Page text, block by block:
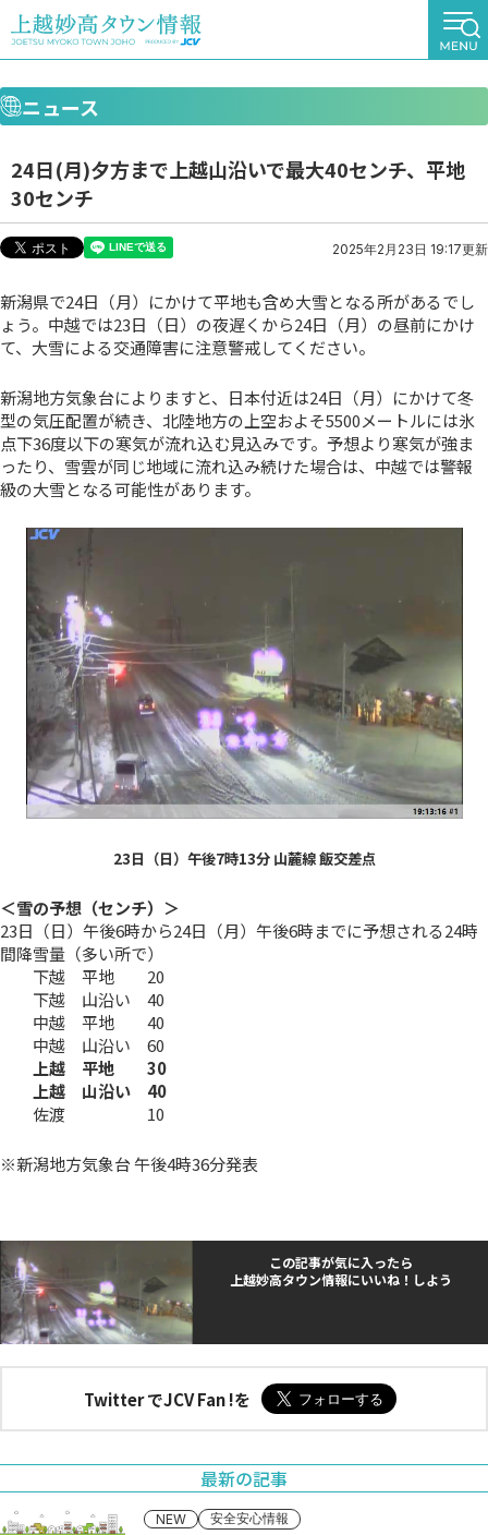
ニュース
24日(月)夕方まで上越山沿いで最大40センチ、平地
30センチ
2025年2月23日 19:17更新
新潟県で24日（月）にかけて平地も含め大雪となる所があるでし
ょう。中越では23日（日）の夜遅くから24日（月）の昼前にかけ
て、大雪による交通障害に注意警戒してください。
新潟地方気象台によりますと、日本付近は24日（月）にかけて冬
型の気圧配置が続き、北陸地方の上空およそ5500メートルには氷
点下36度以下の寒気が流れ込む見込みです。予想より寒気が強ま
ったり、雪雲が同じ地域に流れ込み続けた場合は、中越では警報
級の大雪となる可能性があります。
23日（日）午後7時13分 山麓線 飯交差点
＜雪の予想（センチ）＞
23日（日）午後6時から24日（月）午後6時までに予想される24時
間降雪量（多い所で）
下越 平地 20
下越 山沿い 40
中越 平地 40
中越 山沿い 60
上越 平地 30
上越 山沿い 40
佐渡 10
※新潟地方気象台 午後4時36分発表
この記事が気に入ったら
上越妙高タウン情報にいいね！しよう
Twitter でJCV Fan !を
最新の記事
NEW 安全安心情報